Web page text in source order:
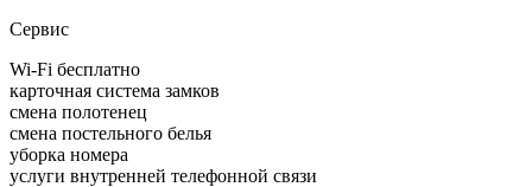
Сервис
Wi-Fi бесплатно
карточная система замков
смена полотенец
смена постельного белья
уборка номера
услуги внутренней телефонной связи